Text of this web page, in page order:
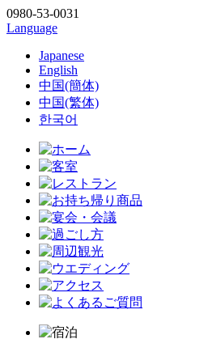
0980-53-0031
Language
Japanese
English
中国(簡体)
中国(繁体)
한국어